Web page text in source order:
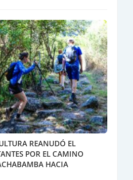
REANUDÓ EL
POR EL CAMINO
HACIA